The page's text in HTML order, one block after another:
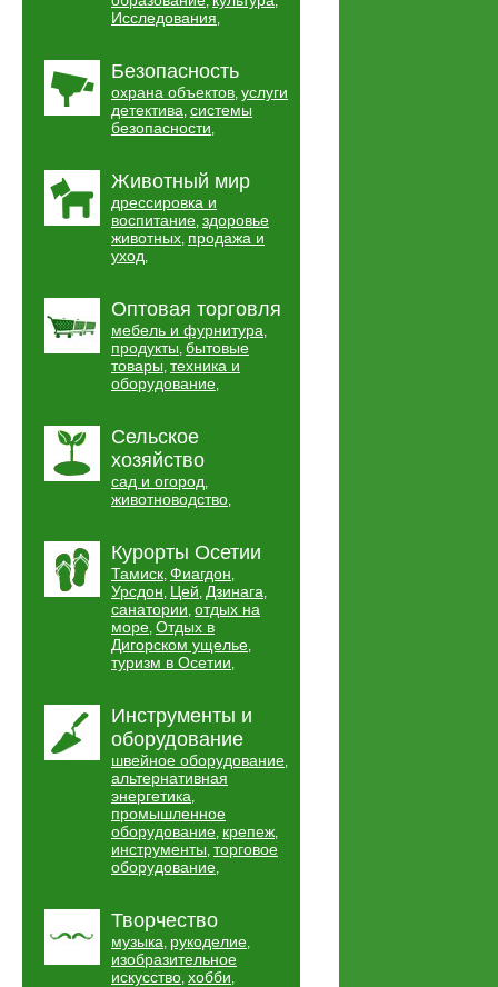
Исследования,
Безопасность
охрана объектов, услуги
детектива, системы
безопасности,
Животный мир
дрессировка и
воспитание, здоровье
животных, продажа и
уход,
Оптовая торговля
мебель и фурнитура,
продукты, бытовые
товары, техника и
оборудование,
Сельское
хозяйство
сад и огород,
животноводство,
Курорты Осетии
Тамиск, Фиагдон,
Урсдон, Цей, Дзинага,
санатории, отдых на
море, Отдых в
Дигорском ущелье,
туризм в Осетии,
Инструменты и
оборудование
швейное оборудование,
альтернативная
энергетика,
промышленное
оборудование, крепеж,
инструменты, торговое
оборудование,
Творчество
музыка, рукоделие,
изобразительное
искусство, хобби,